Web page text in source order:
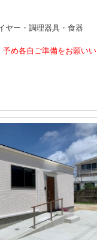
ヤー・調理器具・食器
め各自ご準備をお願いい